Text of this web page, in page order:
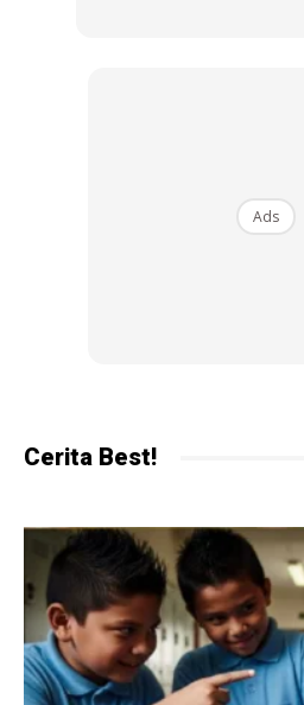
Begitu juga dengan Maryam
terhadap
Ads
Ads
Cerita Best!